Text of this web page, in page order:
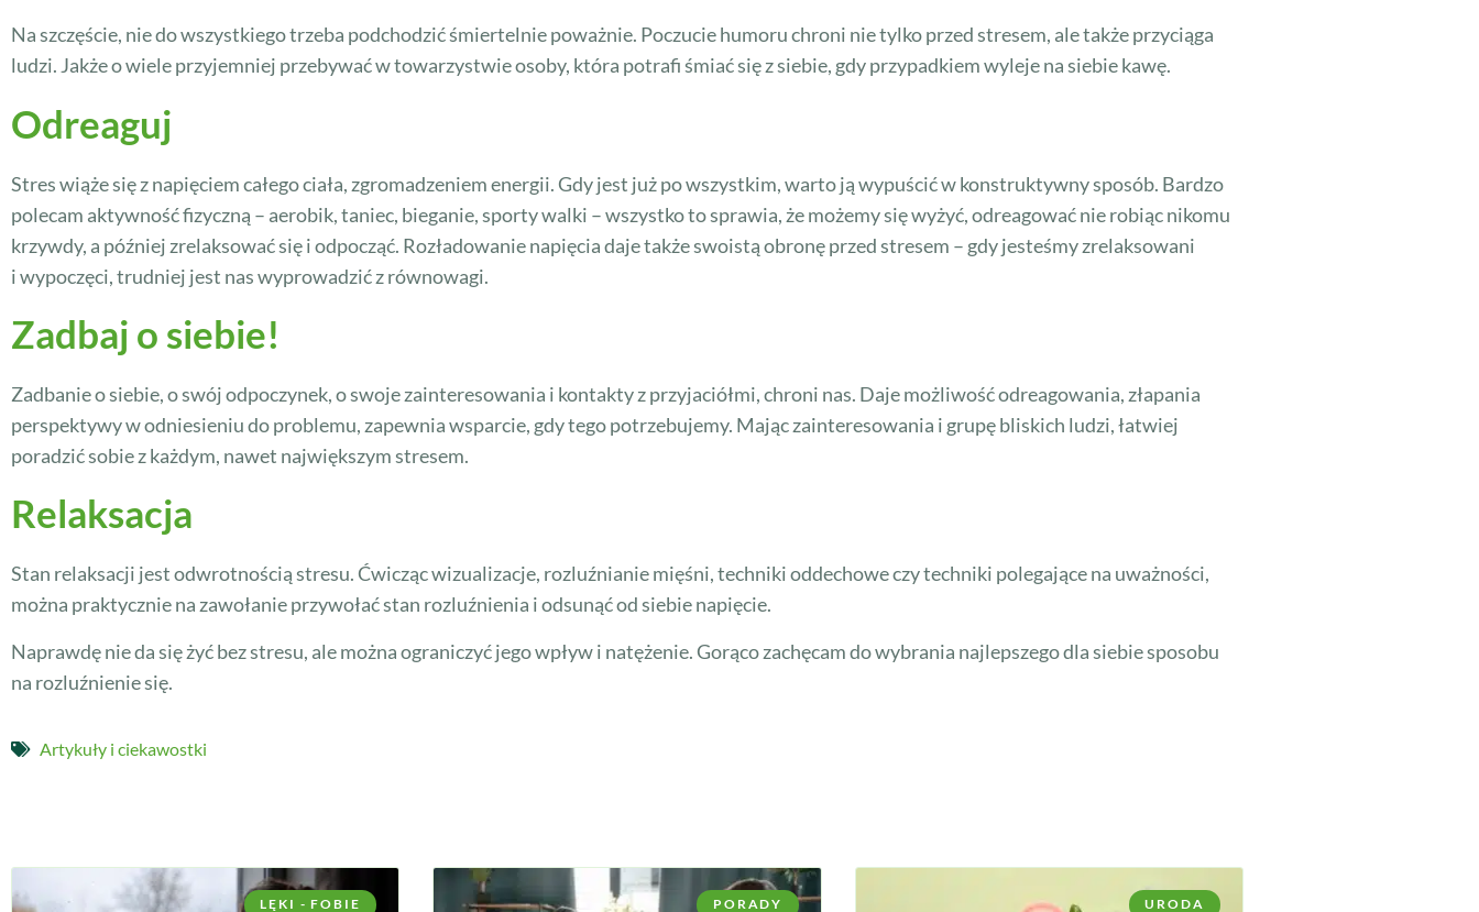
Na szczęście, nie do wszystkiego trzeba podchodzić śmiertelnie poważnie. Poczucie humoru chroni nie tylko przed stresem, ale także przyciąga
ludzi. Jakże o wiele przyjemniej przebywać w towarzystwie osoby, która potrafi śmiać się z siebie, gdy przypadkiem wyleje na siebie kawę.
Odreaguj
Stres wiąże się z napięciem całego ciała, zgromadzeniem energii. Gdy jest już po wszystkim, warto ją wypuścić w konstruktywny sposób. Bardzo
polecam aktywność fizyczną – aerobik, taniec, bieganie, sporty walki – wszystko to sprawia, że możemy się wyżyć, odreagować nie robiąc nikomu
krzywdy, a później zrelaksować się i odpocząć. Rozładowanie napięcia daje także swoistą obronę przed stresem – gdy jesteśmy zrelaksowani
i wypoczęci, trudniej jest nas wyprowadzić z równowagi.
Zadbaj o siebie!
Zadbanie o siebie, o swój odpoczynek, o swoje zainteresowania i kontakty z przyjaciółmi, chroni nas. Daje możliwość odreagowania, złapania
perspektywy w odniesieniu do problemu, zapewnia wsparcie, gdy tego potrzebujemy. Mając zainteresowania i grupę bliskich ludzi, łatwiej
poradzić sobie z każdym, nawet największym stresem.
Relaksacja
Stan relaksacji jest odwrotnością stresu. Ćwicząc wizualizacje, rozluźnianie mięśni, techniki oddechowe czy techniki polegające na uważności,
można praktycznie na zawołanie przywołać stan rozluźnienia i odsunąć od siebie napięcie.
Naprawdę nie da się żyć bez stresu, ale można ograniczyć jego wpływ i natężenie. Gorąco zachęcam do wybrania najlepszego dla siebie sposobu
na rozluźnienie się.
Artykuły i ciekawostki
LĘKI - FOBIE PORADY URODA